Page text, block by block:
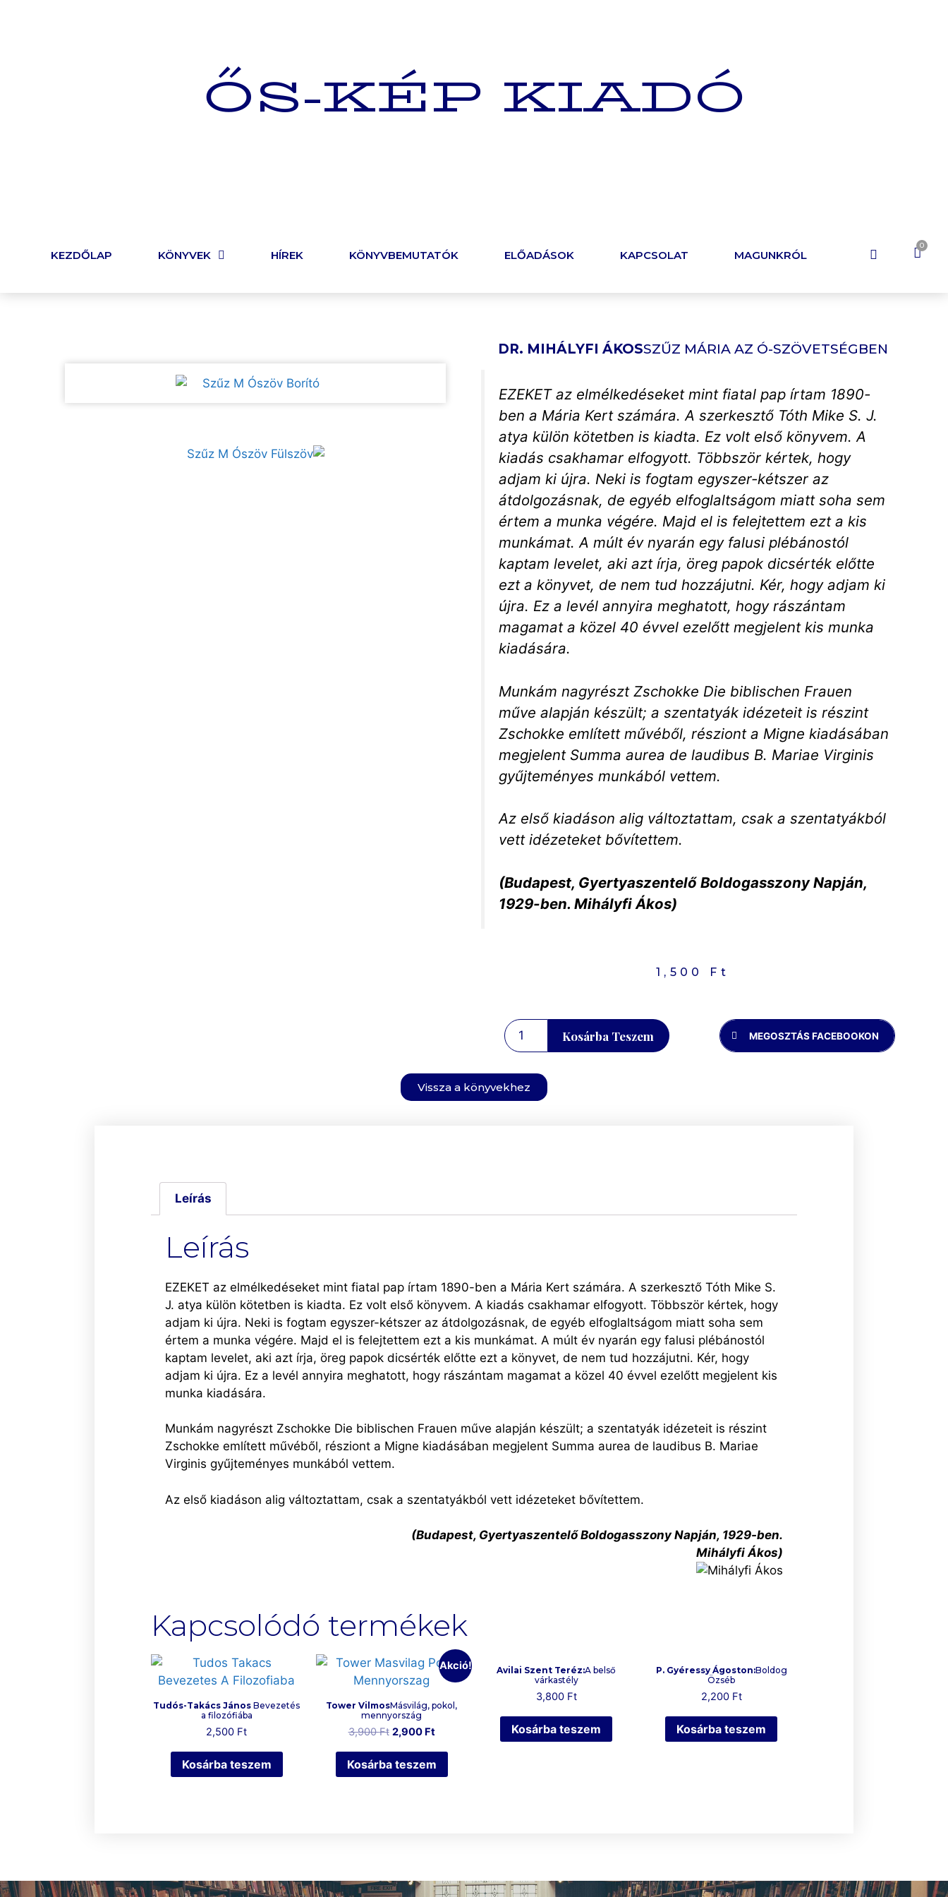
ŐS-KÉP KIADÓ
KEZDŐLAP KÖNYVEK HÍREK KÖNYVBEMUTATÓK ELŐADÁSOK KAPCSOLAT MAGUNKRÓL
DR. MIHÁLYFI ÁKOSSZŰZ MÁRIA AZ Ó-SZÖVETSÉGBEN
EZEKET az elmélkedéseket mint fiatal pap írtam 1890-
ben a Mária Kert számára. A szerkesztő Tóth Mike S. J.
atya külön kötetben is kiadta. Ez volt első könyvem. A
kiadás csakhamar elfogyott. Többször kértek, hogy
adjam ki újra. Neki is fogtam egyszer-kétszer az
átdolgozásnak, de egyéb elfoglaltságom miatt soha sem
értem a munka végére. Majd el is felejtettem ezt a kis
munkámat. A múlt év nyarán egy falusi plébánostól
kaptam levelet, aki azt írja, öreg papok dicsérték előtte
ezt a könyvet, de nem tud hozzájutni. Kér, hogy adjam ki
újra. Ez a levél annyira meghatott, hogy rászántam
magamat a közel 40 évvel ezelőtt megjelent kis munka
kiadására.
Munkám nagyrészt Zschokke Die biblischen Frauen
műve alapján készült; a szentatyák idézeteit is részint
Zschokke említett művéből, résziont a Migne kiadásában
megjelent Summa aurea de laudibus B. Mariae Virginis
gyűjteményes munkából vettem.
Az első kiadáson alig változtattam, csak a szentatyákból
vett idézeteket bővítettem.
(Budapest, Gyertyaszentelő Boldogasszony Napján,
1929-ben. Mihályfi Ákos)
1,500 Ft
Kosárba Teszem MEGOSZTÁS FACEBOOKON
Vissza a könyvekhez
Leírás
Leírás
EZEKET az elmélkedéseket mint fiatal pap írtam 1890-ben a Mária Kert számára. A szerkesztő Tóth Mike S.
J. atya külön kötetben is kiadta. Ez volt első könyvem. A kiadás csakhamar elfogyott. Többször kértek, hogy
adjam ki újra. Neki is fogtam egyszer-kétszer az átdolgozásnak, de egyéb elfoglaltságom miatt soha sem
értem a munka végére. Majd el is felejtettem ezt a kis munkámat. A múlt év nyarán egy falusi plébánostól
kaptam levelet, aki azt írja, öreg papok dicsérték előtte ezt a könyvet, de nem tud hozzájutni. Kér, hogy
adjam ki újra. Ez a levél annyira meghatott, hogy rászántam magamat a közel 40 évvel ezelőtt megjelent kis
munka kiadására.
Munkám nagyrészt Zschokke Die biblischen Frauen műve alapján készült; a szentatyák idézeteit is részint
Zschokke említett művéből, résziont a Migne kiadásában megjelent Summa aurea de laudibus B. Mariae
Virginis gyűjteményes munkából vettem.
Az első kiadáson alig változtattam, csak a szentatyákból vett idézeteket bővítettem.
(Budapest, Gyertyaszentelő Boldogasszony Napján, 1929-ben.
Mihályfi Ákos)
Kapcsolódó termékek
Tudós-Takács János Bevezetés
a filozófiába
2,500 Ft
Kosárba teszem
Akció!
Tower VilmosMásvilág, pokol,
mennyország
3,900Ft 2,900 Ft
Kosárba teszem
Avilai Szent Teréz:A belső
várkastély
3,800 Ft
Kosárba teszem
P. Gyéressy Ágoston:Boldog
Özséb
2,200 Ft
Kosárba teszem